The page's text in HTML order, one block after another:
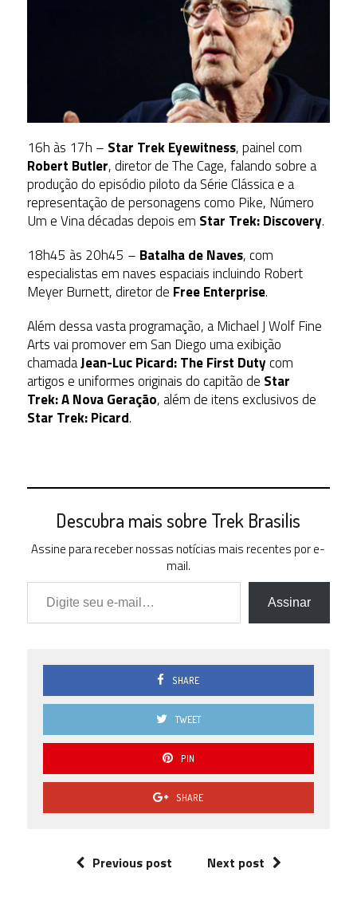
16h às 17h – Star Trek Eyewitness, painel com
Robert Butler, diretor de The Cage, falando sobre a
produção do episódio piloto da Série Clássica e a
representação de personagens como Pike, Número
Um e Vina décadas depois em Star Trek: Discovery.
18h45 às 20h45 – Batalha de Naves, com
especialistas em naves espaciais incluindo Robert
Meyer Burnett, diretor de Free Enterprise.
Além dessa vasta programação, a Michael J Wolf Fine
Arts vai promover em San Diego uma exibição
chamadaJean-Luc Picard: The First Dutycom
artigos e uniformes originais do capitão de Star
Trek:A Nova Geração, além de itens exclusivos de
Star Trek: Picard.
Descubra mais sobre Trek Brasilis
Assine para receber nossas notícias mais recentes por e-
mail.
Digite seu e-mail…
Assinar
SHARE
TWEET
PIN
SHARE
Previous post Next post